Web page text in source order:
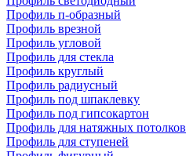
Профиль п-образный
Профиль врезной
Профиль угловой
Профиль для стекла
Профиль круглый
Профиль радиусный
Профиль под шпаклевку
Профиль под гипсокартон
Профиль для натяжных потолков
Профиль для ступеней